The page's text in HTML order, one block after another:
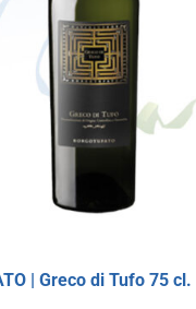
| Greco di Tufo 75 cl.